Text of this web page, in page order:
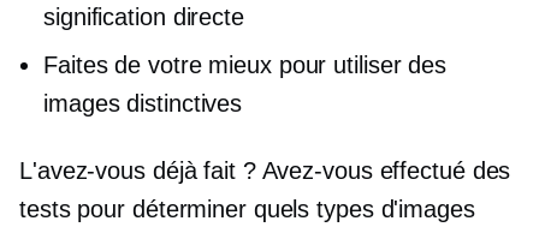
signification directe
Faites de votre mieux pour utiliser des
images distinctives
L'avez-vous déjà fait ? Avez-vous effectué des
tests pour déterminer quels types d'images